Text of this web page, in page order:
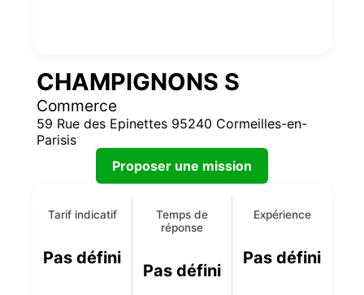
CHAMPIGNONS S
Commerce
59 Rue des Epinettes 95240 Cormeilles-en-
Parisis
Proposer une mission
Tarif indicatif
Pas défini
Temps de
réponse
Pas défini
Expérience
Pas défini